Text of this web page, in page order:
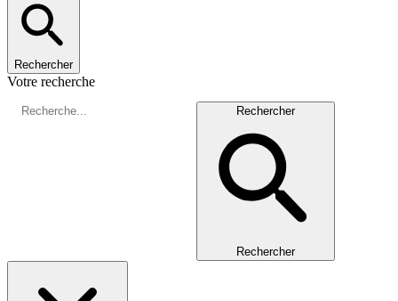
Rechercher
Votre recherche
Rechercher
Rechercher